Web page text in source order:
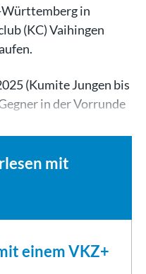
Württemberg in
(KC) Vaihingen
(Kumite Jungen bis
in der Vorrunde
mit
einem VKZ+